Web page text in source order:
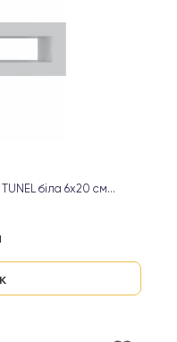
біла 6х20 см...